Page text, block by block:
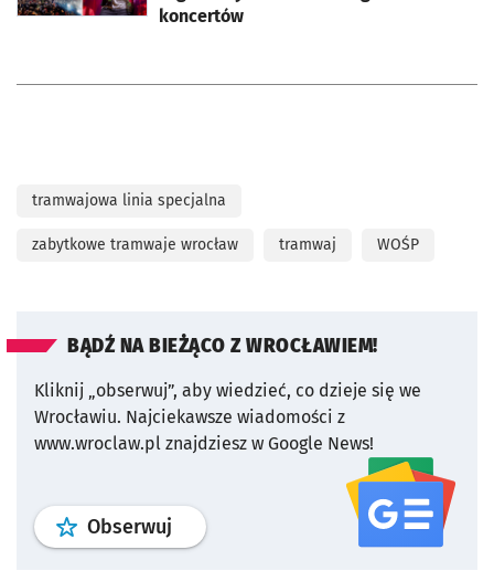
koncertów
tramwajowa linia specjalna
zabytkowe tramwaje wrocław tramwaj WOŚP
BĄDŹ NA BIEŻĄCO Z WROCŁAWIEM!
Kliknij „obserwuj”, aby wiedzieć, co dzieje się we
Wrocławiu. Najciekawsze wiadomości z
www.wroclaw.pl znajdziesz w Google News!
Obserwuj profil serwisu